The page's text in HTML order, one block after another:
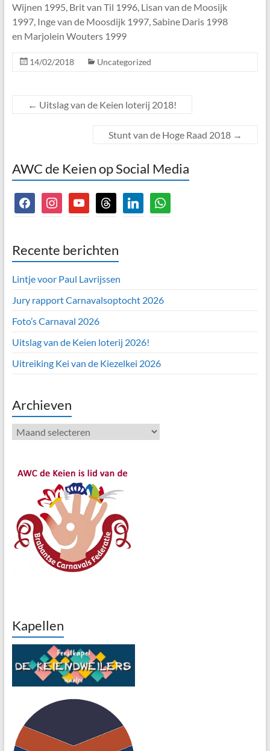
Wijnen 1995, Brit van Til 1996, Lisan van de Moosijk
1997, Inge van de Moosdijk 1997, Sabine Daris 1998
en Marjolein Wouters 1999
14/02/2018 Uncategorized
← Uitslag van de Keien loterij 2018!
Stunt van de Hoge Raad 2018 →
AWC de Keien op Social Media
facebookinstagramyoutubethreads linkedinwhatsapp
Recente berichten
Lintje voor Paul Lavrijssen
Jury rapport Carnavalsoptocht 2026
Foto’s Carnaval 2026
Uitslag van de Keien loterij 2026!
Uitreiking Kei van de Kiezelkei 2026
Archieven
Archieven
Kapellen